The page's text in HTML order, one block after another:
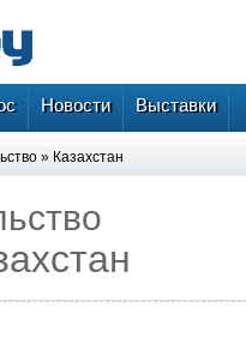
Новости Выставки
» Казахстан